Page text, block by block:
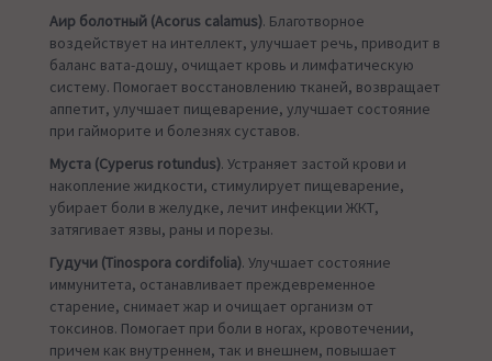
Аир болотный (Acorus calamus). Благотворное
воздействует на интеллект, улучшает речь, приводит в
баланс вата-дошу, очищает кровь и лимфатическую
систему. Помогает восстановлению тканей, возвращает
аппетит, улучшает пищеварение, улучшает состояние
при гайморите и болезнях суставов.
Муста (Cyperus rotundus). Устраняет застой крови и
накопление жидкости, стимулирует пищеварение,
убирает боли в желудке, лечит инфекции ЖКТ,
затягивает язвы, раны и порезы.
Гудучи (Tinospora cordifolia). Улучшает состояние
иммунитета, останавливает преждевременное
старение, снимает жар и очищает организм от
токсинов. Помогает при боли в ногах, кровотечении,
причем как внутреннем, так и внешнем, повышает